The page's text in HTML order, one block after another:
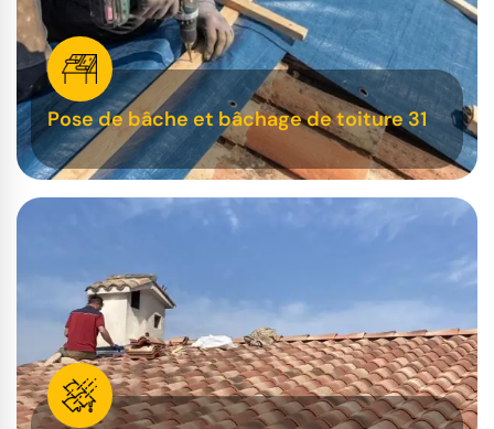
Pose de bâche et bâchage de toiture 31